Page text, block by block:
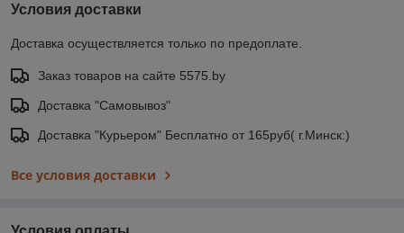
Условия доставки
Доставка осуществляется только по предоплате.
Заказ товаров на сайте 5575.by
Доставка "Самовывоз"
Доставка "Курьером" Бесплатно от 165руб( г.Минск:)
Все условия доставки